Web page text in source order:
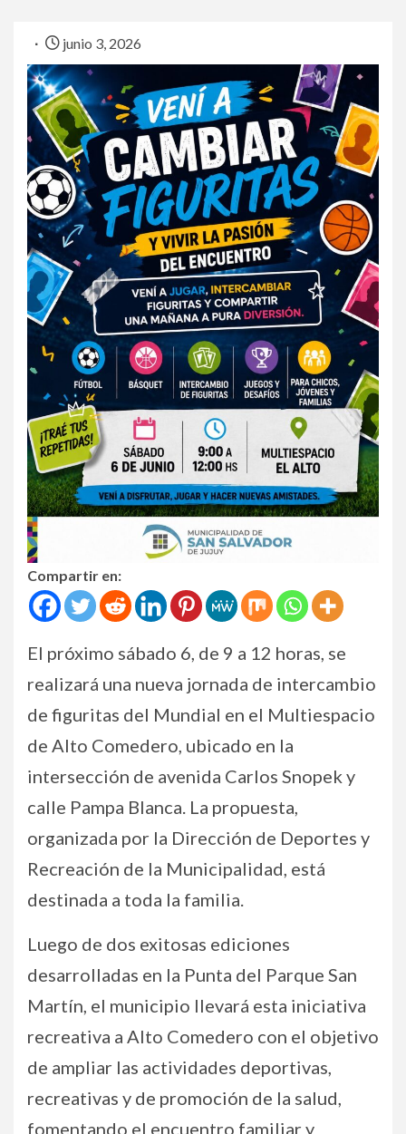
junio 3, 2026
Compartir en:
El próximo sábado 6, de 9 a 12 horas, se
realizará una nueva jornada de intercambio
de figuritas del Mundial en el Multiespacio
de Alto Comedero, ubicado en la
intersección de avenida Carlos Snopek y
calle Pampa Blanca. La propuesta,
organizada por la Dirección de Deportes y
Recreación de la Municipalidad, está
destinada a toda la familia.
Luego de dos exitosas ediciones
desarrolladas en la Punta del Parque San
Martín, el municipio llevará esta iniciativa
recreativa a Alto Comedero con el objetivo
de ampliar las actividades deportivas,
recreativas y de promoción de la salud,
fomentando el encuentro familiar y